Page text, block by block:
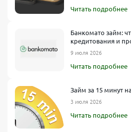
Читать подробнее
Банкомато займ:
кредитования и
9 июля 2026
Читать подробнее
Займ за 15 минут
3 июля 2026
Читать подробнее